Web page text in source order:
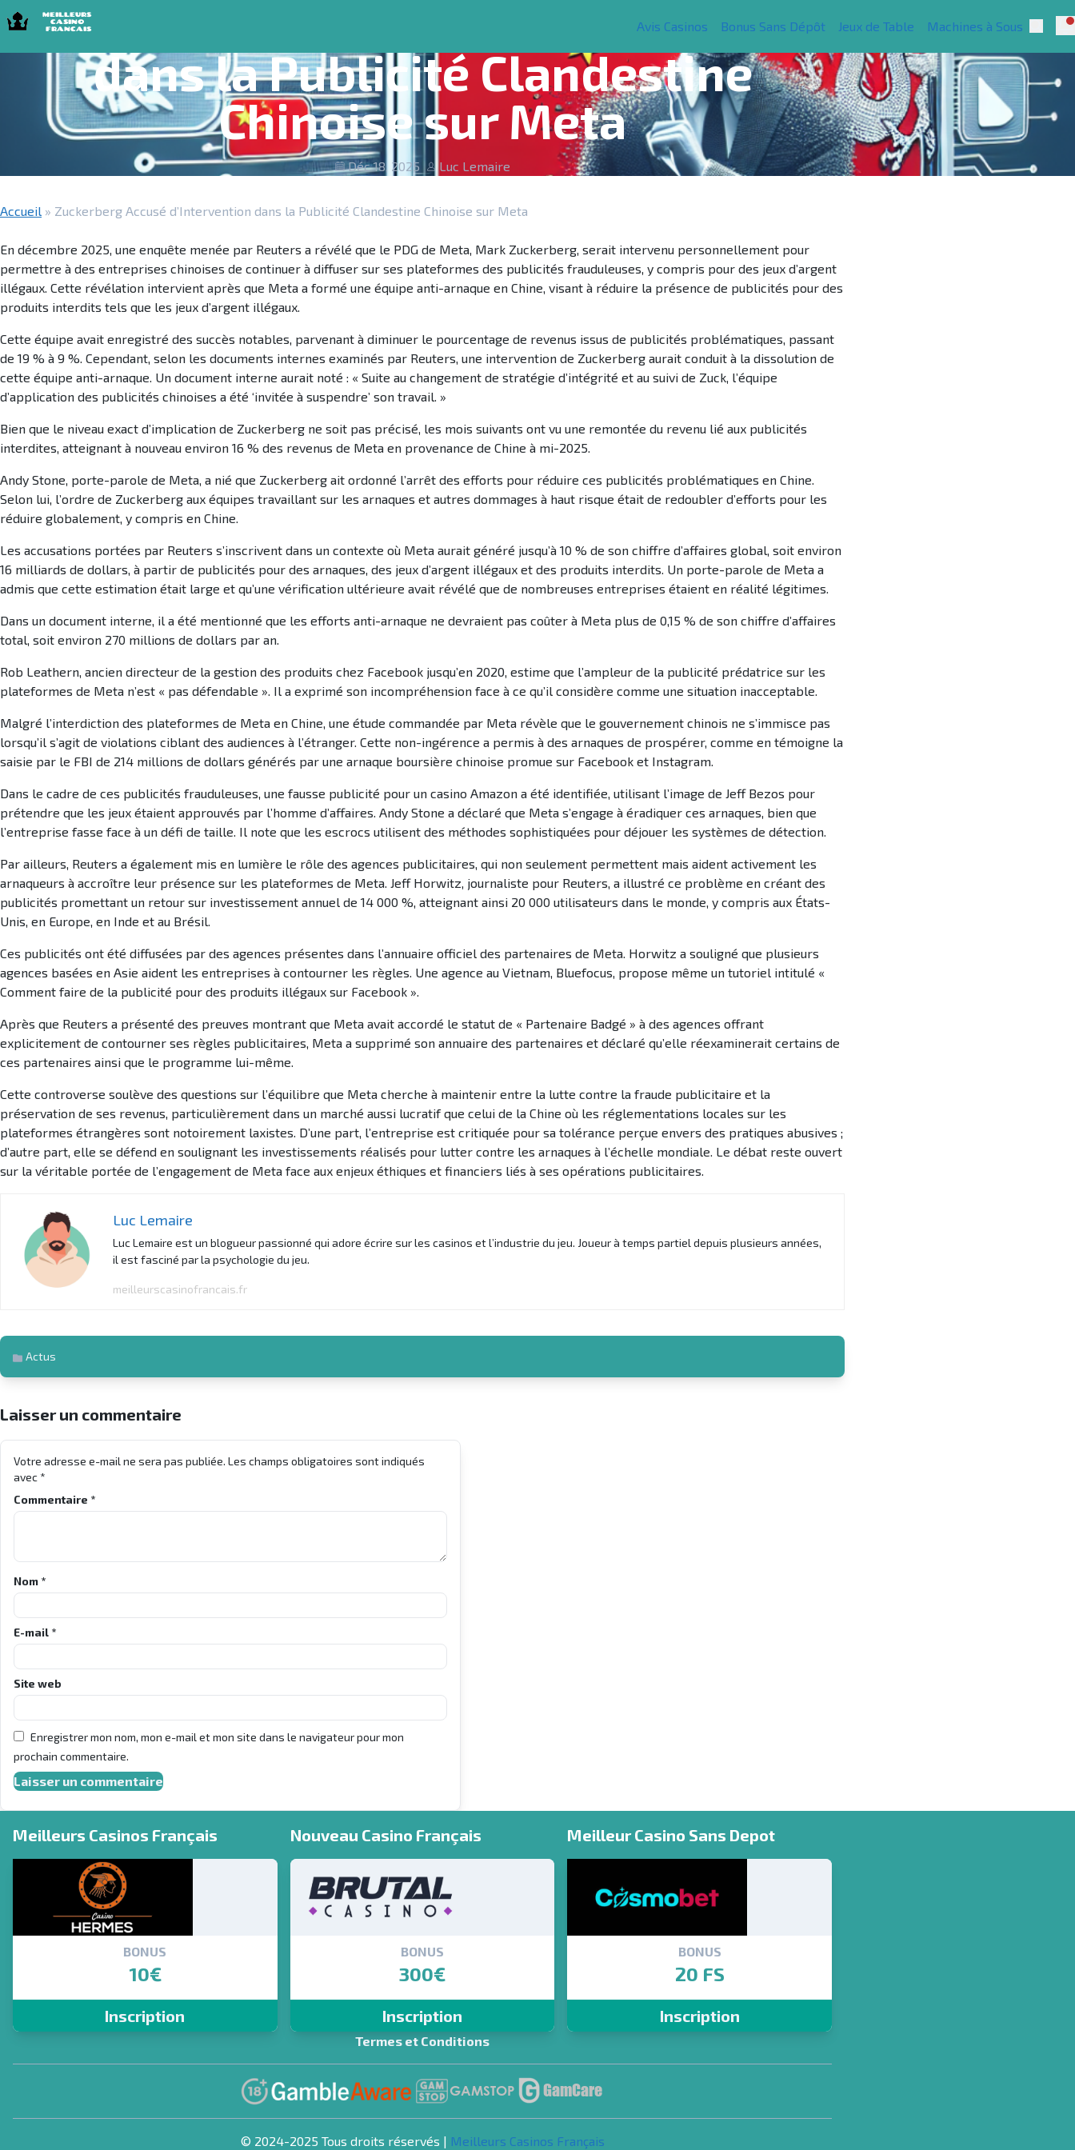
Skip to navigation
Skip to content
Meilleurs Casino Francais 2025 Avis Casinos Bonus Sans Dépôt Jeux de Table Machines à Sous Search
Zuckerberg Accusé d’Intervention
dans la Publicité Clandestine
Chinoise sur Meta
Déc 18, 2025 Luc Lemaire
Accueil » Zuckerberg Accusé d’Intervention dans la Publicité Clandestine Chinoise sur Meta
En décembre 2025, une enquête menée par Reuters a révélé que le PDG de Meta, Mark Zuckerberg, serait intervenu personnellement pour
permettre à des entreprises chinoises de continuer à diffuser sur ses plateformes des publicités frauduleuses, y compris pour des jeux d’argent
illégaux. Cette révélation intervient après que Meta a formé une équipe anti-arnaque en Chine, visant à réduire la présence de publicités pour des
produits interdits tels que les jeux d’argent illégaux.
Cette équipe avait enregistré des succès notables, parvenant à diminuer le pourcentage de revenus issus de publicités problématiques, passant
de 19 % à 9 %. Cependant, selon les documents internes examinés par Reuters, une intervention de Zuckerberg aurait conduit à la dissolution de
cette équipe anti-arnaque. Un document interne aurait noté : « Suite au changement de stratégie d’intégrité et au suivi de Zuck, l’équipe
d’application des publicités chinoises a été ‘invitée à suspendre’ son travail. »
Bien que le niveau exact d’implication de Zuckerberg ne soit pas précisé, les mois suivants ont vu une remontée du revenu lié aux publicités
interdites, atteignant à nouveau environ 16 % des revenus de Meta en provenance de Chine à mi-2025.
Andy Stone, porte-parole de Meta, a nié que Zuckerberg ait ordonné l’arrêt des efforts pour réduire ces publicités problématiques en Chine.
Selon lui, l’ordre de Zuckerberg aux équipes travaillant sur les arnaques et autres dommages à haut risque était de redoubler d’efforts pour les
réduire globalement, y compris en Chine.
Les accusations portées par Reuters s’inscrivent dans un contexte où Meta aurait généré jusqu’à 10 % de son chiffre d’affaires global, soit environ
16 milliards de dollars, à partir de publicités pour des arnaques, des jeux d’argent illégaux et des produits interdits. Un porte-parole de Meta a
admis que cette estimation était large et qu’une vérification ultérieure avait révélé que de nombreuses entreprises étaient en réalité légitimes.
Dans un document interne, il a été mentionné que les efforts anti-arnaque ne devraient pas coûter à Meta plus de 0,15 % de son chiffre d’affaires
total, soit environ 270 millions de dollars par an.
Rob Leathern, ancien directeur de la gestion des produits chez Facebook jusqu’en 2020, estime que l’ampleur de la publicité prédatrice sur les
plateformes de Meta n’est « pas défendable ». Il a exprimé son incompréhension face à ce qu’il considère comme une situation inacceptable.
Malgré l’interdiction des plateformes de Meta en Chine, une étude commandée par Meta révèle que le gouvernement chinois ne s’immisce pas
lorsqu’il s’agit de violations ciblant des audiences à l’étranger. Cette non-ingérence a permis à des arnaques de prospérer, comme en témoigne la
saisie par le FBI de 214 millions de dollars générés par une arnaque boursière chinoise promue sur Facebook et Instagram.
Dans le cadre de ces publicités frauduleuses, une fausse publicité pour un casino Amazon a été identifiée, utilisant l’image de Jeff Bezos pour
prétendre que les jeux étaient approuvés par l’homme d’affaires. Andy Stone a déclaré que Meta s’engage à éradiquer ces arnaques, bien que
l’entreprise fasse face à un défi de taille. Il note que les escrocs utilisent des méthodes sophistiquées pour déjouer les systèmes de détection.
Par ailleurs, Reuters a également mis en lumière le rôle des agences publicitaires, qui non seulement permettent mais aident activement les
arnaqueurs à accroître leur présence sur les plateformes de Meta. Jeff Horwitz, journaliste pour Reuters, a illustré ce problème en créant des
publicités promettant un retour sur investissement annuel de 14 000 %, atteignant ainsi 20 000 utilisateurs dans le monde, y compris aux États-
Unis, en Europe, en Inde et au Brésil.
Ces publicités ont été diffusées par des agences présentes dans l’annuaire officiel des partenaires de Meta. Horwitz a souligné que plusieurs
agences basées en Asie aident les entreprises à contourner les règles. Une agence au Vietnam, Bluefocus, propose même un tutoriel intitulé «
Comment faire de la publicité pour des produits illégaux sur Facebook ».
Après que Reuters a présenté des preuves montrant que Meta avait accordé le statut de « Partenaire Badgé » à des agences offrant
explicitement de contourner ses règles publicitaires, Meta a supprimé son annuaire des partenaires et déclaré qu’elle réexaminerait certains de
ces partenaires ainsi que le programme lui-même.
Cette controverse soulève des questions sur l’équilibre que Meta cherche à maintenir entre la lutte contre la fraude publicitaire et la
préservation de ses revenus, particulièrement dans un marché aussi lucratif que celui de la Chine où les réglementations locales sur les
plateformes étrangères sont notoirement laxistes. D’une part, l’entreprise est critiquée pour sa tolérance perçue envers des pratiques abusives ;
d’autre part, elle se défend en soulignant les investissements réalisés pour lutter contre les arnaques à l’échelle mondiale. Le débat reste ouvert
sur la véritable portée de l’engagement de Meta face aux enjeux éthiques et financiers liés à ses opérations publicitaires.
Luc Lemaire
Luc Lemaire est un blogueur passionné qui adore écrire sur les casinos et l’industrie du jeu. Joueur à temps partiel depuis plusieurs années,
il est fasciné par la psychologie du jeu.
meilleurscasinofrancais.fr
Actus
Laisser un commentaire
Votre adresse e-mail ne sera pas publiée. Les champs obligatoires sont indiqués
avec*
Commentaire *
Nom *
E-mail *
Site web
Enregistrer mon nom, mon e-mail et mon site dans le navigateur pour mon
prochain commentaire.
Meilleurs Casinos Français
BONUS
10€
Inscription
Nouveau Casino Français
BONUS
300€
Inscription
Meilleur Casino Sans Depot
BONUS
20 FS
Inscription
Termes et Conditions
© 2024-2025 Tous droits réservés | Meilleurs Casinos Français